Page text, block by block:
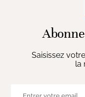
Saisissez
la